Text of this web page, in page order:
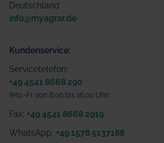
Deutschland
info@myagrar.de
Kundenservice:
Servicetelefon:
+49 4541 8668 290
(Mo.-Fr. von 8.00 bis 16.00 Uhr)
Fax: +49 4541 8668 2919
WhatsApp: +49 1578 5137188